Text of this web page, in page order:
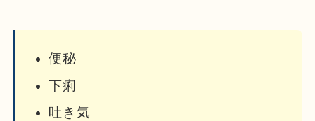
便秘
下痢
吐き気